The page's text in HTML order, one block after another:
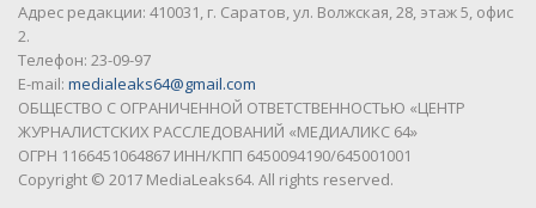
Адрес редакции: 410031, г. Саратов, ул. Волжская, 28, этаж 5, офис
2.
Телефон: 23-09-97
E-mail: medialeaks64@gmail.com
ОБЩЕСТВО С ОГРАНИЧЕННОЙ ОТВЕТСТВЕННОСТЬЮ «ЦЕНТР
ЖУРНАЛИСТСКИХ РАССЛЕДОВАНИЙ «МЕДИАЛИКС 64»
ОГРН 1166451064867 ИНН/КПП 6450094190/645001001
Copyright © 2017 MediaLeaks64. All rights reserved.